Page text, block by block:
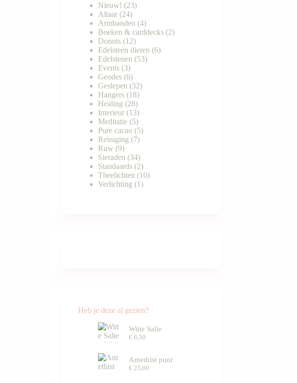
Nieuw! 2323
Altaar 2424
producten
Armbanden 44
producten
Boeken & carddecks 22
Donuts 1212
producten
Edelsteen dieren 66
Edelstenen 5353
Events 33
producten
Geodes 66
producten
Geslepen 3232
producten
Hangers 1818
producten
Healing 2828
producten
Interieur 1313
producten
Meditatie 55
producten
Pure cacao 55
Reiniging 77
Ruw 99
producten
Sieraden 3434
producten
Standaards 22
producten
Theelichten 1010
Verlichting 11
Heb je deze al gezien?
Witte Salie
€6,50
Amethist punt
€25,00